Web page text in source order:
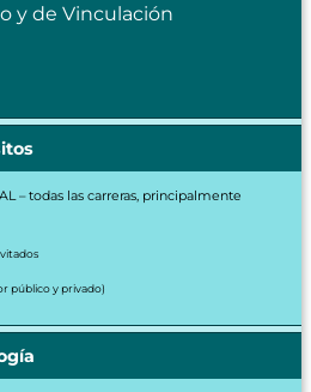
y de Vinculación
– todas las carreras, principalmente
público y privado)